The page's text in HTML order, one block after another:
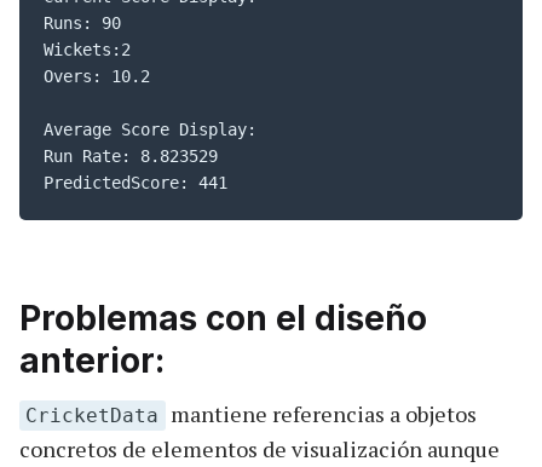
Runs: 90
Wickets:2
Overs: 10.2
Average Score Display:
Run Rate: 8.823529
PredictedScore: 441
Problemas con el diseño
anterior:
CricketData
mantiene referencias a objetos
concretos de elementos de visualización aunque